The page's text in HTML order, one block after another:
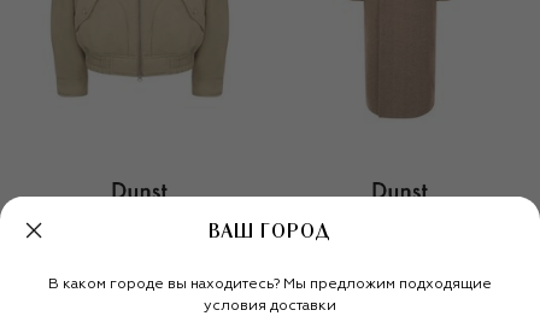
Утепленный бомберВАШ ГОРОД
В каком городе вы находитесь? Мы предложим подходящие
условия доставки